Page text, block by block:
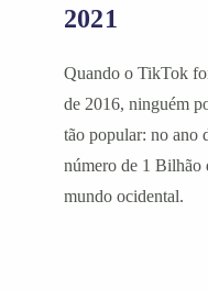
2021
Quando o TikTok
de 2016, ninguém
tão popular: no ano
número de 1 Bilhão
mundo ocidental.